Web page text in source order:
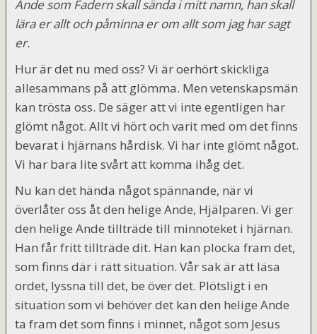
Ande som Fadern skall sända i mitt namn, han skall
lära er allt och påminna er om allt som jag har sagt
er.
Hur är det nu med oss? Vi är oerhört skickliga
allesammans på att glömma. Men vetenskapsmän
kan trösta oss. De säger att vi inte egentligen har
glömt något. Allt vi hört och varit med om det finns
bevarat i hjärnans hårdisk. Vi har inte glömt något.
Vi har bara lite svårt att komma ihåg det.
Nu kan det hända något spännande, när vi
överlåter oss åt den helige Ande, Hjälparen. Vi ger
den helige Ande tillträde till minnoteket i hjärnan.
Han får fritt tillträde dit. Han kan plocka fram det,
som finns där i rätt situation. Vår sak är att läsa
ordet, lyssna till det, be över det. Plötsligt i en
situation som vi behöver det kan den helige Ande
ta fram det som finns i minnet, något som Jesus